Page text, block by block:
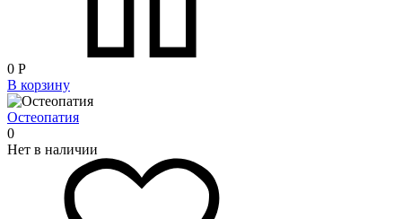
0 Р
В корзину
Остеопатия
0
Нет в наличии